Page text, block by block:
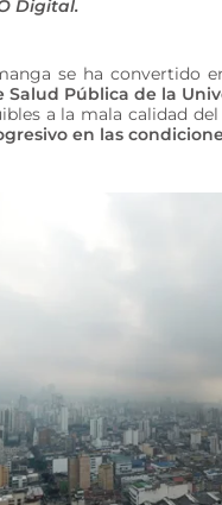
Digital.
se ha convertido
Pública de la
a la mala calidad
en las